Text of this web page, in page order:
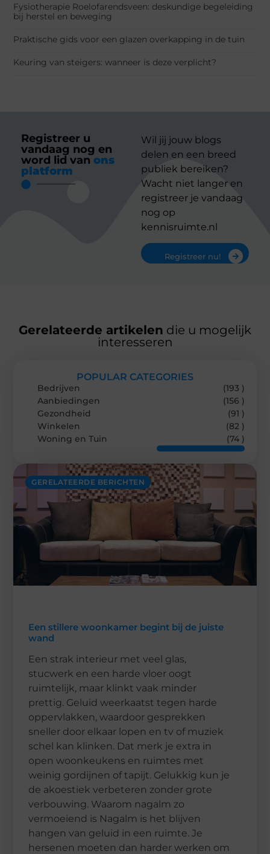
Fysiotherapie Roelofarendsveen: deskundige begeleiding
bij herstel en beweging
Praktische gids voor een glazen overkapping in de tuin
Keuring van steigers: wanneer is deze verplicht?
Registreer u
vandaag nog en
word lid van ons
platform
Wil jij jouw blogs
delen en een breed
publiek bereiken?
Wacht niet langer en
registreer je vandaag
nog op
kennisruimte.nl
Registreer nu!
Gerelateerde artikelen die u mogelijk
interesseren
GERELATEERDE BERICHTEN
Een stillere woonkamer begint bij de juiste
wand
Een strak interieur met veel glas,
stucwerk en een harde vloer oogt
ruimtelijk, maar klinkt vaak minder
prettig. Geluid weerkaatst tegen harde
oppervlakken, waardoor gesprekken
sneller door elkaar lopen en tv of muziek
schel kan klinken. Dat merk je extra in
open woonkeukens en ruimtes met
weinig gordijnen of tapijt. Gelukkig kun je
de akoestiek verbeteren zonder grote
verbouwing. Waarom nagalm zo
vermoeiend is Nagalm is het blijven
hangen van geluid in een ruimte. Je
hersenen moeten dan harder werken om
POPULAR CATEGORIES
Bedrijven
(193 )
Aanbiedingen
(156 )
Gezondheid
(91 )
Winkelen
(82 )
Woning en Tuin
(74 )